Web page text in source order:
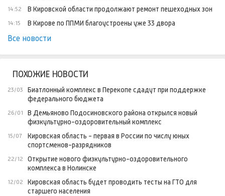
14:52 В Кировской области продолжают ремонт пешеходных зон
14:15 В Кирове по ППМИ благоустроены уже 33 двора
Все новости
ПОХОЖИЕ НОВОСТИ
23/03
Биатлонный комплекс в Перекопе сдадут при поддержке
федерального бюджета
26/01
В Демьяново Подосиновского района открылся новый
физкультурно-оздоровительный комплекс
15/07
Кировская область - первая в России по числу юных
спортсменов-разрядников
22/12
Открытие нового физкультурно-оздоровительного
комплекса в Нолинске
12/02
Кировская область будет проводить тесты на ГТО для
старшего населения